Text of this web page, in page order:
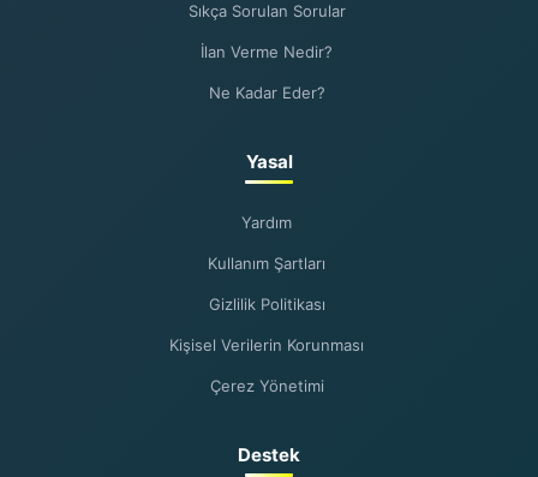
Sıkça Sorulan Sorular
İlan Verme Nedir?
Ne Kadar Eder?
Yasal
Yardım
Kullanım Şartları
Gizlilik Politikası
Kişisel Verilerin Korunması
Çerez Yönetimi
Destek